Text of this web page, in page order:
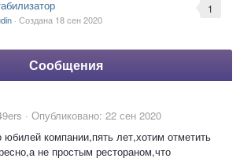
1
· Создана 18 сен 2020
Сообщения
· Опубликовано: 22 сен 2020
юбилей компании,пять лет,хотим отметить
не простым рестораном,что